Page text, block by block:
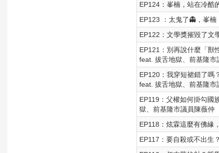
EP124：峯楠，站在冷
EP123 ：太鬼了👻，峯
EP122：文學獎摧毀了文
EP121：別再說什麼「
feat. 拔舌地獄、前基隆市
EP120：我穿短裙錯了
feat. 拔舌地獄、前基隆市
EP119：父權如何掛勾
獄、前基隆市議員陳薇仲
EP118：炫霖這麼有佛緣
EP117：要自殺或不出生